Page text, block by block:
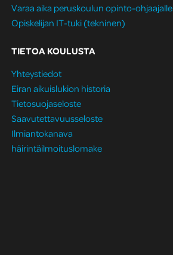
Varaa aika peruskoulun opinto-ohjaajalle
Opiskelijan IT-tuki (tekninen)
TIETOA KOULUSTA
Yhteystiedot
Eiran aikuislukion historia
Tietosuojaseloste
Saavutettavuusseloste
Ilmiantokanava
häirintäilmoituslomake